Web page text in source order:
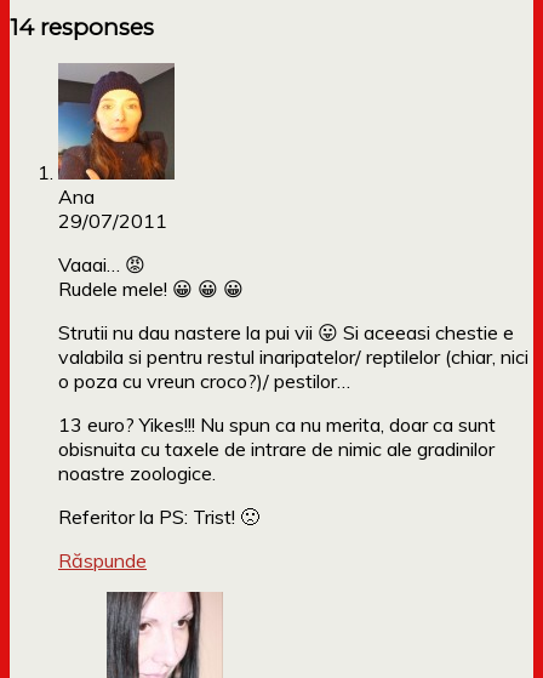
14 responses
Ana
29/07/2011
Vaaai… 😡
Rudele mele! 😀 😀 😀
Strutii nu dau nastere la pui vii 😛 Si aceeasi chestie e
valabila si pentru restul inaripatelor/ reptilelor (chiar, nici
o poza cu vreun croco?)/ pestilor…
13 euro? Yikes!!! Nu spun ca nu merita, doar ca sunt
obisnuita cu taxele de intrare de nimic ale gradinilor
noastre zoologice.
Referitor la PS: Trist! 🙁
Răspunde